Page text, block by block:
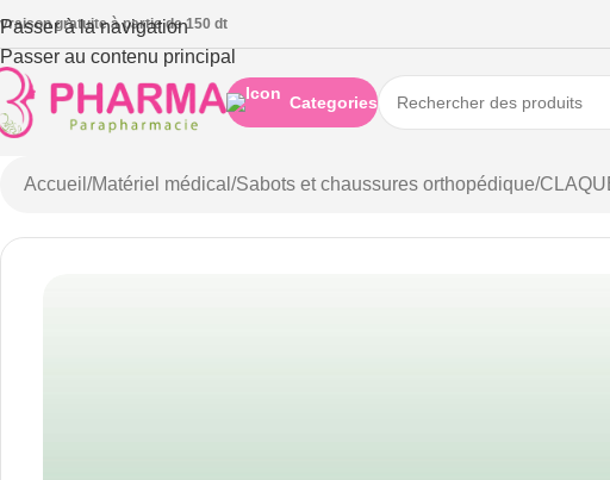
Passer à la navigation
Passer au contenu principal
gratuite à partie de 150 dt
Categories
Accueil /Matériel médical /Sabots et chaussures orthopédique/